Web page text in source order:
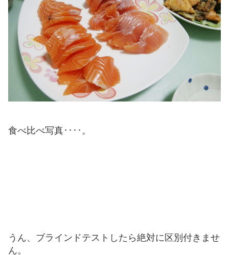
食べ比べ写真････。
うん、ブラインドテストしたら絶対に区別付きませ
ん。